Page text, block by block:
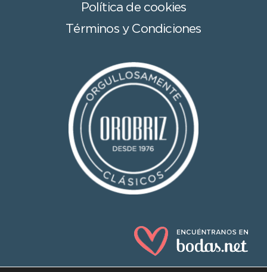
Política de cookies
Términos y Condiciones